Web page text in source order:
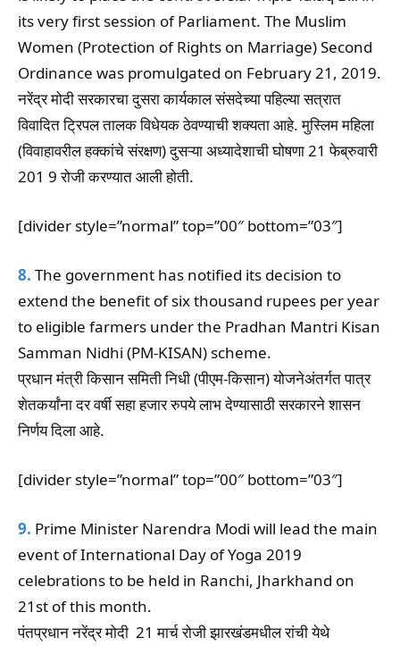
its very first session of Parliament. The Muslim
Women (Protection of Rights on Marriage) Second
Ordinance was promulgated on February 21, 2019.
नरेंद्र मोदी सरकारचा दुसरा कार्यकाल संसदेच्या पहिल्या सत्रात
विवादित ट्रिपल तालक विधेयक ठेवण्याची शक्यता आहे. मुस्लिम महिला
(विवाहावरील हक्कांचे संरक्षण) दुसऱ्या अध्यादेशाची घोषणा 21 फेब्रुवारी
201 9 रोजी करण्यात आली होती.
[divider style=”normal” top=”00″ bottom=”03″]
8. The government has notified its decision to
extend the benefit of six thousand rupees per year
to eligible farmers under the Pradhan Mantri Kisan
Samman Nidhi (PM-KISAN) scheme.
प्रधान मंत्री किसान समिती निधी (पीएम-किसान) योजनेअंतर्गत पात्र
शेतकर्यांना दर वर्षी सहा हजार रुपये लाभ देण्यासाठी सरकारने शासन
निर्णय दिला आहे.
[divider style=”normal” top=”00″ bottom=”03″]
9. Prime Minister Narendra Modi will lead the main
event of International Day of Yoga 2019
celebrations to be held in Ranchi, Jharkhand on
21st of this month.
पंतप्रधान नरेंद्र मोदी 21 मार्च रोजी झारखंडमधील रांची येथे